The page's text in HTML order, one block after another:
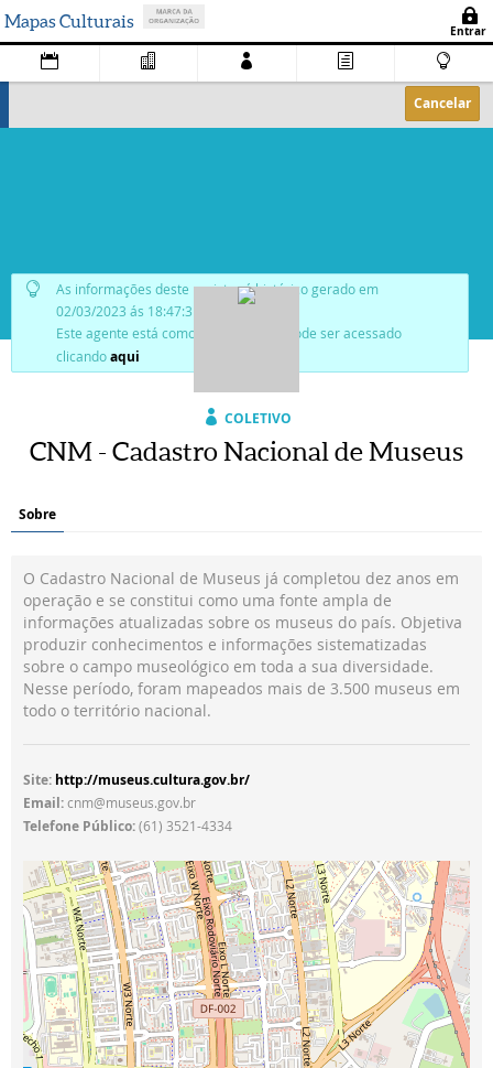
Mapas Culturais
Cancelar
As informações deste registro é histórico gerado em
02/03/2023 ás 18:47:31.
Este agente está como
, e pode ser acessado
clicandoaqui
COLETIVO
CNM - Cadastro Nacional de Museus
Sobre
O Cadastro Nacional de Museus já completou dez anos em
operação e se constitui como uma fonte ampla de
informações atualizadas sobre os museus do país. Objetiva
produzir conhecimentos e informações sistematizadas
sobre o campo museológico em toda a sua diversidade.
Nesse período, foram mapeados mais de 3.500 museus em
todo o território nacional.
Site: http://museus.cultura.gov.br/
Email: cnm@museus.gov.br
Telefone Público: (61) 3521-4334